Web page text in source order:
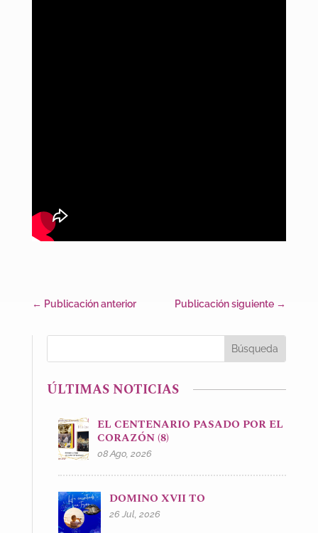
← Publicación anterior Publicación siguiente →
ÚLTIMAS NOTICIAS
EL CENTENARIO PASADO POR EL
CORAZÓN (8)
08 Ago, 2026
DOMINO XVII TO
26 Jul, 2026